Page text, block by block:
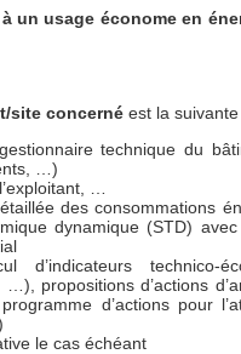
un usage économe en
site concerné est la suivante
technique du
…)
…
des consommations
dynamique (STD)
d’indicateurs technico-
propositions d’actions
d’actions pour
le cas échéant